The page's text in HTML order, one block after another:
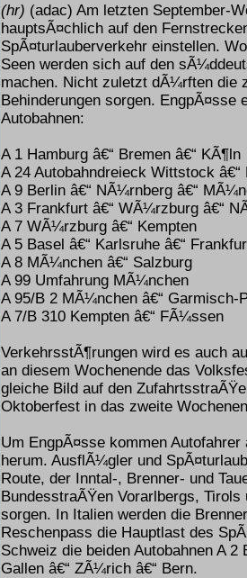
(hr) (adac) Am letzten September-
hauptsÃ¤chlich auf den
SpÃ¤turlauberverkehr einstellen.
Seen werden sich auf den
machen. Nicht zuletzt dÃ¼rften die
Behinderungen sorgen. EngpÃ¤sse
Autobahnen:
A 1 Hamburg â€“ Bremen â€“ KÃ¶ln
A 24 Autobahndreieck Wittstock â€“
A 9 Berlin â€“ NÃ¼rnberg â€“
A 3 Frankfurt â€“ WÃ¼rzburg â€“
A 7 WÃ¼rzburg â€“ Kempten
A 5 Basel â€“ Karlsruhe â€“
A 8 MÃ¼nchen â€“ Salzburg
A 99 Umfahrung MÃ¼nchen
A 95/B 2 MÃ¼nchen â€“ Garmisch-
A 7/B 310 Kempten â€“ FÃ¼ssen
VerkehrsstÃ¶rungen wird es auch
an diesem Wochenende das
gleiche Bild auf den
Oktoberfest in das zweite
Um EngpÃ¤sse kommen
herum. AusflÃ¼gler und
Route, der Inntal-, Brenner- und
BundesstraÃŸen Vorarlbergs,
sorgen. In Italien werden die
Reschenpass die Hauptlast des
Schweiz die beiden Autobahnen A 2
Gallen â€“ ZÃ¼rich â€“ Bern.